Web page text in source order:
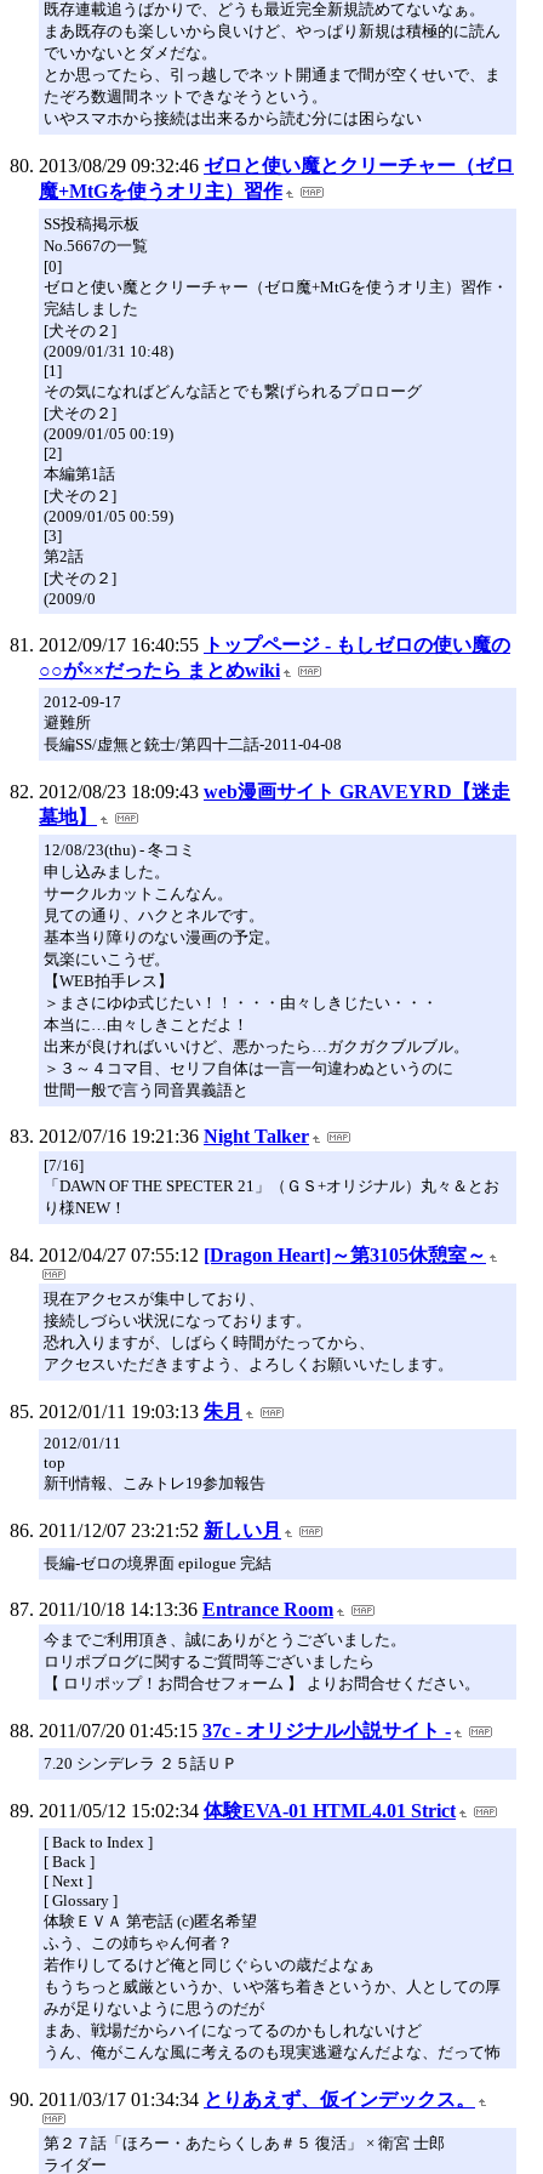
既存連載追うばかりで、どうも最近完全新規読めてないなぁ。
まあ既存のも楽しいから良いけど、やっぱり新規は積極的に読ん
でいかないとダメだな。
とか思ってたら、引っ越しでネット開通まで間が空くせいで、ま
たぞろ数週間ネットできなそうという。
いやスマホから接続は出来るから読む分には困らない
2013/08/29 09:32:46 ゼロと使い魔とクリーチャー（ゼロ
魔+MtGを使うオリ主）習作
SS投稿掲示板
No.5667の一覧
[0]
ゼロと使い魔とクリーチャー（ゼロ魔+MtGを使うオリ主）習作・
完結しました
[犬その２]
(2009/01/31 10:48)
[1]
その気になればどんな話とでも繋げられるプロローグ
[犬その２]
(2009/01/05 00:19)
[2]
本編第1話
[犬その２]
(2009/01/05 00:59)
[3]
第2話
[犬その２]
(2009/0
2012/09/17 16:40:55
トップページ - もしゼロの使い魔の
○○が××だったら まとめwiki
2012-09-17
避難所
長編SS/虚無と銃士/第四十二話-2011-04-08
2012/08/23 18:09:43 web漫画サイト GRAVEYRD【迷走
墓地】
12/08/23(thu) - 冬コミ
申し込みました。
サークルカットこんなん。
見ての通り、ハクとネルです。
基本当り障りのない漫画の予定。
気楽にいこうぜ。
【WEB拍手レス】
＞まさにゆゆ式じたい！！・・・由々しきじたい・・・
本当に…由々しきことだよ！
出来が良ければいいけど、悪かったら…ガクガクブルブル。
＞３～４コマ目、セリフ自体は一言一句違わぬというのに
世間一般で言う同音異義語と
2012/07/16 19:21:36 Night Talker
[7/16]
「DAWN OF THE SPECTER 21」（ＧＳ+オリジナル）丸々＆とお
り様NEW！
2012/04/27 07:55:12 [Dragon Heart]～第3105休憩室～
現在アクセスが集中しており、
接続しづらい状況になっております。
恐れ入りますが、しばらく時間がたってから、
アクセスいただきますよう、よろしくお願いいたします。
2012/01/11 19:03:13 朱月
2012/01/11
top
新刊情報、こみトレ19参加報告
2011/12/07 23:21:52 新しい月
長編-ゼロの境界面 epilogue 完結
2011/10/18 14:13:36 Entrance Room
今までご利用頂き、誠にありがとうございました。
ロリポブログに関するご質問等ございましたら
【 ロリポップ！お問合せフォーム 】 よりお問合せください。
2011/07/20 01:45:15 37c - オリジナル小説サイト -
7.20 シンデレラ ２５話ＵＰ
2011/05/12 15:02:34 体験EVA-01 HTML4.01 Strict
[ Back to Index ]
[ Back ]
[ Next ]
[ Glossary ]
体験ＥＶＡ 第壱話 (c)匿名希望
ふう、この姉ちゃん何者？
若作りしてるけど俺と同じぐらいの歳だよなぁ
もうちっと威厳というか、いや落ち着きというか、人としての厚
みが足りないように思うのだが
まあ、戦場だからハイになってるのかもしれないけど
うん、俺がこんな風に考えるのも現実逃避なんだよな、だって怖
2011/03/17 01:34:34 とりあえず、仮インデックス。
第２７話「ほろー・あたらくしあ＃５ 復活」 × 衛宮 士郎
ライダー